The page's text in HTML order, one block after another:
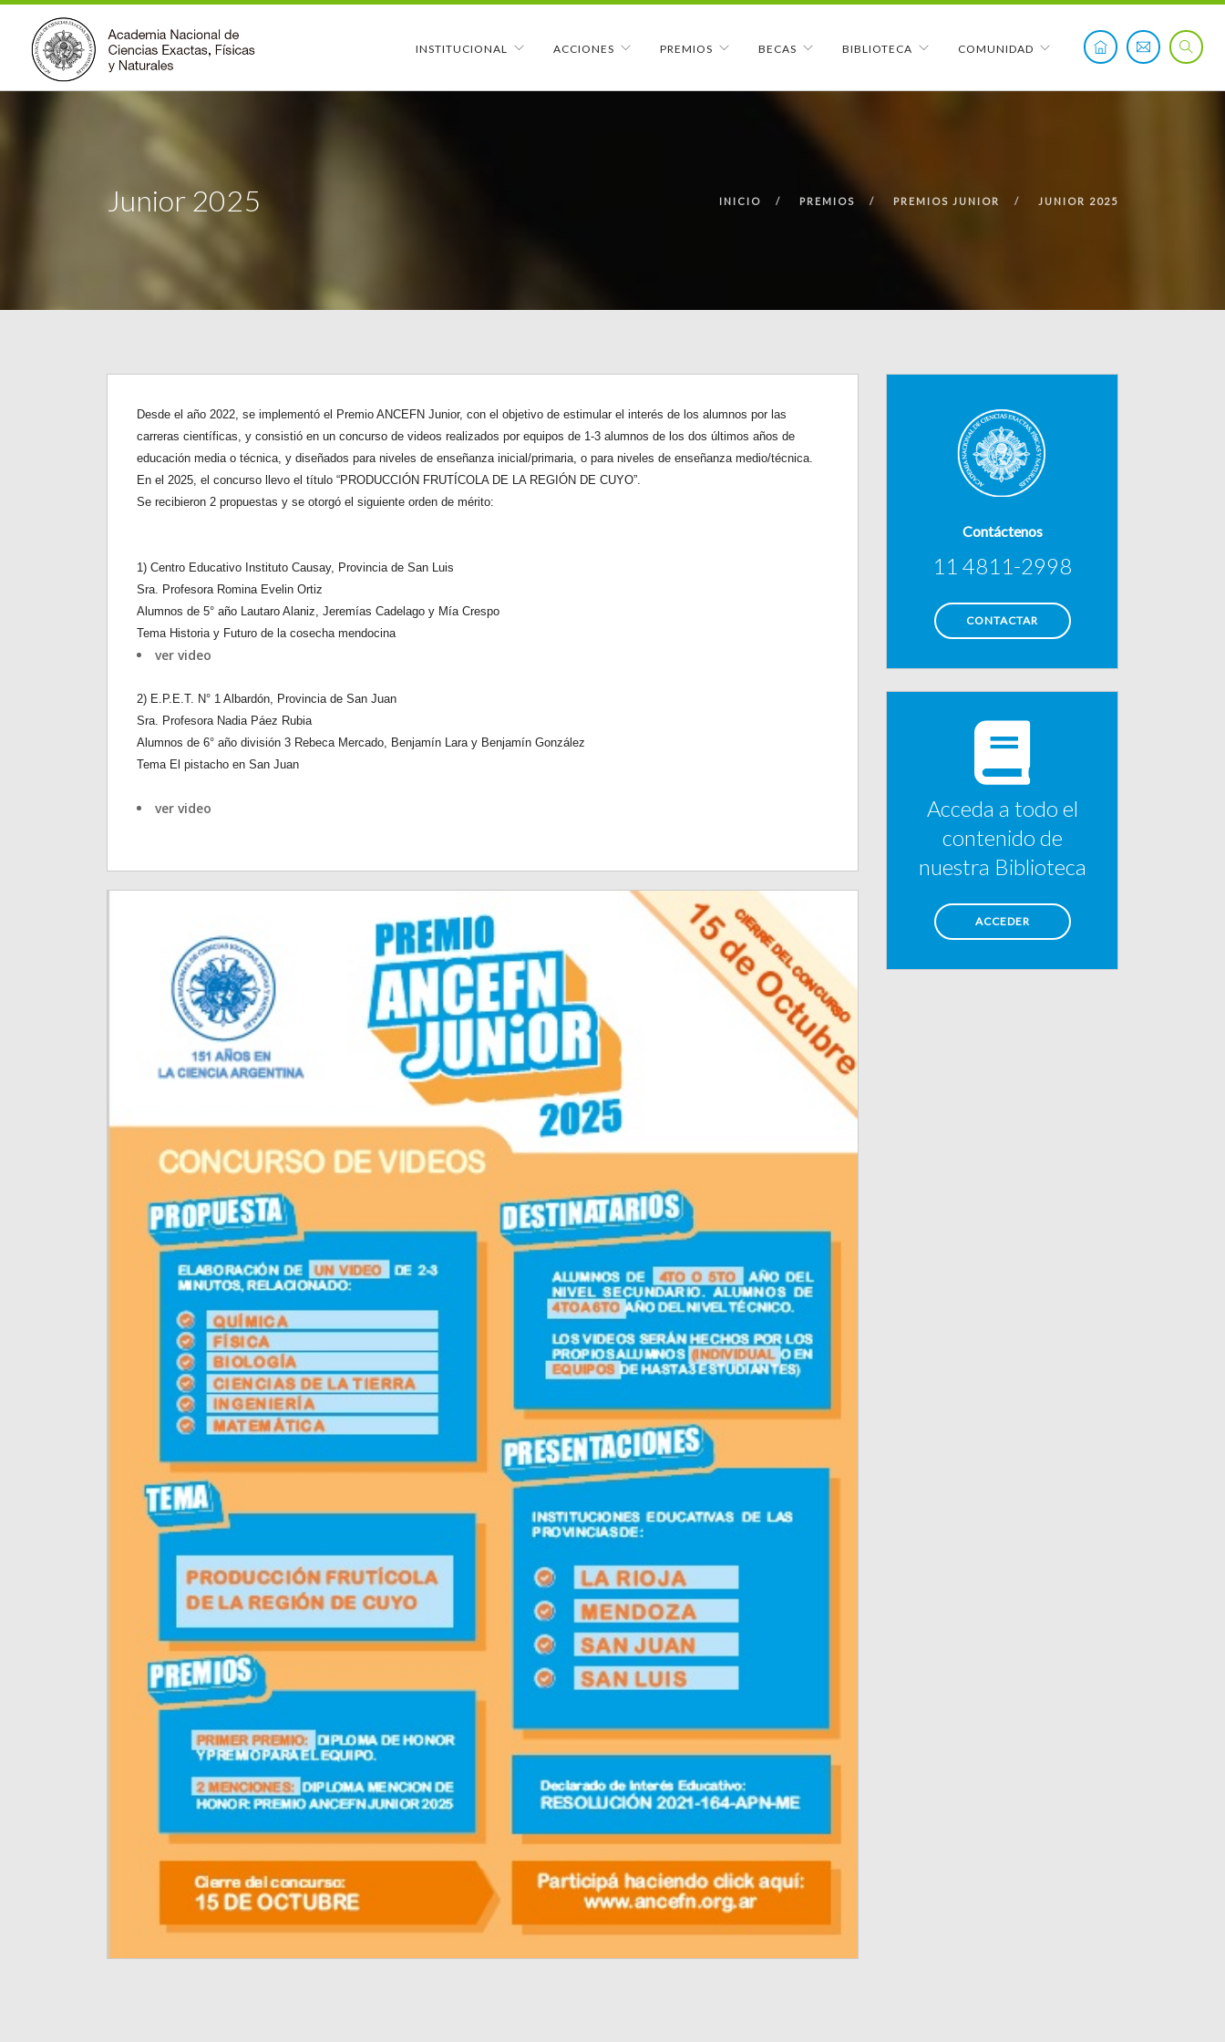
INSTITUCIONAL ACCIONES PREMIOS BECAS BIBLIOTECA COMUNIDAD
Junior 2025 INICIO PREMIOS PREMIOS JUNIOR JUNIOR 2025
Desde el año 2022, se implementó el Premio ANCEFN Junior, con el objetivo de estimular el interés de los alumnos por las
carreras científicas, y consistió en un concurso de videos realizados por equipos de 1-3 alumnos de los dos últimos años de
educación media o técnica, y diseñados para niveles de enseñanza inicial/primaria, o para niveles de enseñanza medio/técnica.
En el 2025, el concurso llevo el título “PRODUCCIÓN FRUTÍCOLA DE LA REGIÓN DE CUYO”.
Se recibieron 2 propuestas y se otorgó el siguiente orden de mérito:
1) Centro Educativo Instituto Causay, Provincia de San Luis
Sra. Profesora Romina Evelin Ortiz
Alumnos de 5° año Lautaro Alaniz, Jeremías Cadelago y Mía Crespo
Tema Historia y Futuro de la cosecha mendocina
ver video
2) E.P.E.T. N° 1 Albardón, Provincia de San Juan
Sra. Profesora Nadia Páez Rubia
Alumnos de 6° año división 3 Rebeca Mercado, Benjamín Lara y Benjamín González
Tema El pistacho en San Juan
ver video
Contáctenos
11 4811-2998
CONTACTAR
Acceda a todo el
contenido de
nuestra Biblioteca
ACCEDER